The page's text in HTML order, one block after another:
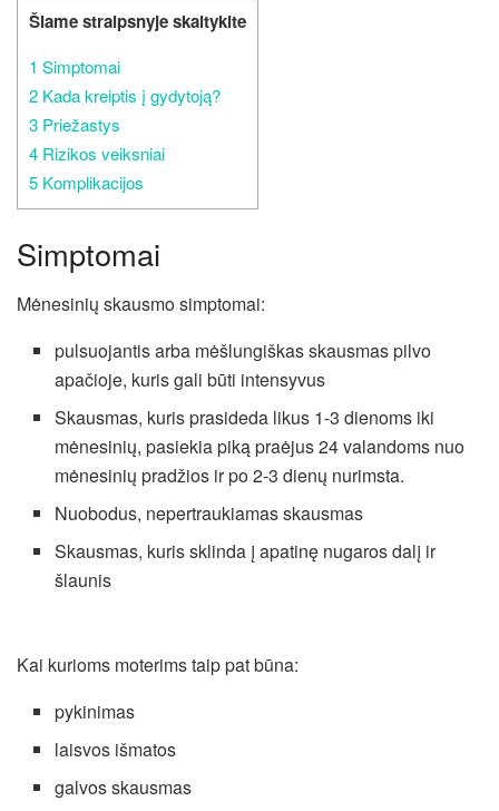
Šiame straipsnyje skaitykite
1 Simptomai
2 Kada kreiptis į gydytoją?
3 Priežastys
4 Rizikos veiksniai
5 Komplikacijos
Simptomai
Mėnesinių skausmo simptomai:
pulsuojantis arba mėšlungiškas skausmas pilvo
apačioje, kuris gali būti intensyvus
Skausmas, kuris prasideda likus 1-3 dienoms iki
mėnesinių, pasiekia piką praėjus 24 valandoms nuo
mėnesinių pradžios ir po 2-3 dienų nurimsta.
Nuobodus, nepertraukiamas skausmas
Skausmas, kuris sklinda į apatinę nugaros dalį ir
šlaunis
Kai kurioms moterims taip pat būna:
pykinimas
laisvos išmatos
galvos skausmas